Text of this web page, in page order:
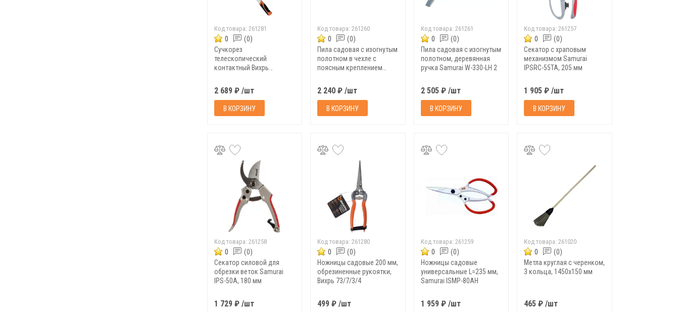
Код товара: 261281
0 (0)
Сучкорез
телескопический
контактный Вихрь
2 689 ₽ /шт
В КОРЗИНУ
Код товара:261260
0 (0)
Пила садовая с изогнутым
полотном в чехле с
поясным креплением
2 240 ₽ /шт
В КОРЗИНУ
Код товара: 261261
0 (0)
Пила садовая с изогнутым
полотном, деревянная
ручка Samurai W-330-LH 2
2 505 ₽ /шт
В КОРЗИНУ
Код товара:261257
0 (0)
Секатор с храповым
механизмом Samurai
IPSRC-55TA, 205 мм
1 905 ₽ /шт
В КОРЗИНУ
Код товара: 261258
0 (0)
Секатор силовой для
обрезки веток Samurai
IPS-50A, 180 мм
1 729 ₽ /шт
Код товара:261280
0 (0)
Ножницы садовые 200 мм,
обрезиненные рукоятки,
Вихрь 73/7/3/4
499 ₽ /шт
Код товара: 261259
0 (0)
Ножницы садовые
универсальные L=235 мм,
Samurai ISMP-80AH
1 959 ₽ /шт
Код товара:261020
0 (0)
Метла круглая с черенком,
3 кольца, 1450х150 мм
465 ₽ /шт